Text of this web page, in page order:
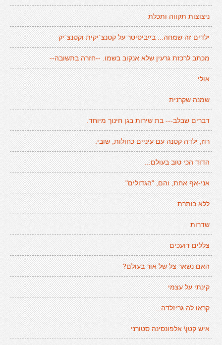
ניצוצות תקווה ותכלת
ילדים זה שמחה... בייביסיטר על קטנצ´יקית וקטנצ´יק
מכתב לרכזת גרעין שלא אנקוב בשמו. --חזרה בתשובה--
אולי
שמנה שקרנית
דברים שבלב--- בת שירות בגן חינוך מיוחד.
רוז, ילדה קטנה עם עיניים כחולות, שובי.
הדוד הכי טוב בעולם...
אני-אף אחת, והם, "הגדולים"
ללא כותרת
שדרות
צללים דועכים
האם נשאר צל של אור בעולם?
קינתי על עצמי
קראו לה גריזלדה...
איש קטן\ אלפונסינה סטורני